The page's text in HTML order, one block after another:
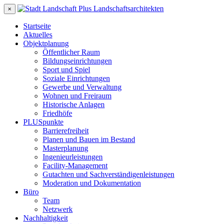
×
Startseite
Aktuelles
Objektplanung
Öffentlicher Raum
Bildungseinrichtungen
Sport und Spiel
Soziale Einrichtungen
Gewerbe und Verwaltung
Wohnen und Freiraum
Historische Anlagen
Friedhöfe
PLUSpunkte
Barrierefreiheit
Planen und Bauen im Bestand
Masterplanung
Ingenieurleistungen
Facility-Management
Gutachten und Sachverständigenleistungen
Moderation und Dokumentation
Büro
Team
Netzwerk
Nachhaltigkeit